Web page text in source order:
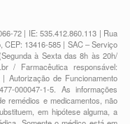
72 | IE: 535.412.860.113 | Rua
CEP: 13416-585 | SAC – Serviço
à Sexta das 8h às 20h/
/ Farmacêutica responsável:
Autorização de Funcionamento
000047-1-5. As informações
remédios e medicamentos, não
em hipótese alguma, a